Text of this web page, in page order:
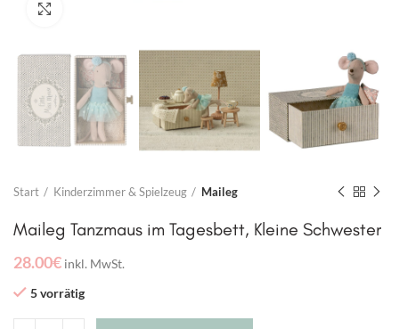
Start Kinderzimmer & Spielzeug Maileg
Maileg Tanzmaus im Tagesbett, Kleine Schwester
28.00€ inkl. MwSt.
5 vorrätig